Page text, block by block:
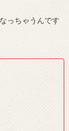
っちゃうんです